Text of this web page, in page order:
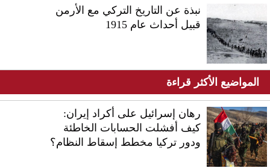
نبذة عن التاريخ التركي مع الأرمن
قبيل أحداث عام 1915
المواضيع الأكثر قراءة
رهان إسرائيل على أكراد إيران:
كيف أفشلت الحسابات الخاطئة
ودور تركيا مخطط إسقاط النظام؟